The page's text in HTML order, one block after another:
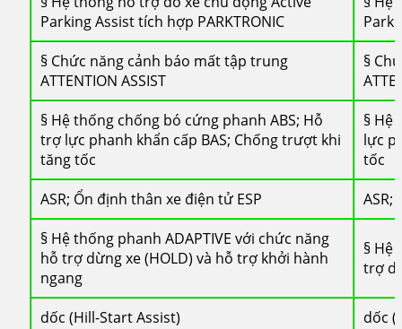
Parking Assist tích hợp PARKTRONIC
§ Chức năng cảnh báo mất tập trung
ATTENTION ASSIST
§
§ Hệ thống chống bó cứng phanh ABS; Hỗ
trợ lực phanh khẩn cấp BAS; Chống trượt khi
tăng tốc
§ Hệ
lực
tốc
ASR; Ổn định thân xe điện tử ESP
ASR;
§ Hệ thống phanh ADAPTIVE với chức năng
hỗ trợ dừng xe (HOLD) và hỗ trợ khởi hành
ngang
§ Hệ
trợ
dốc (Hill-Start Assist)
dốc